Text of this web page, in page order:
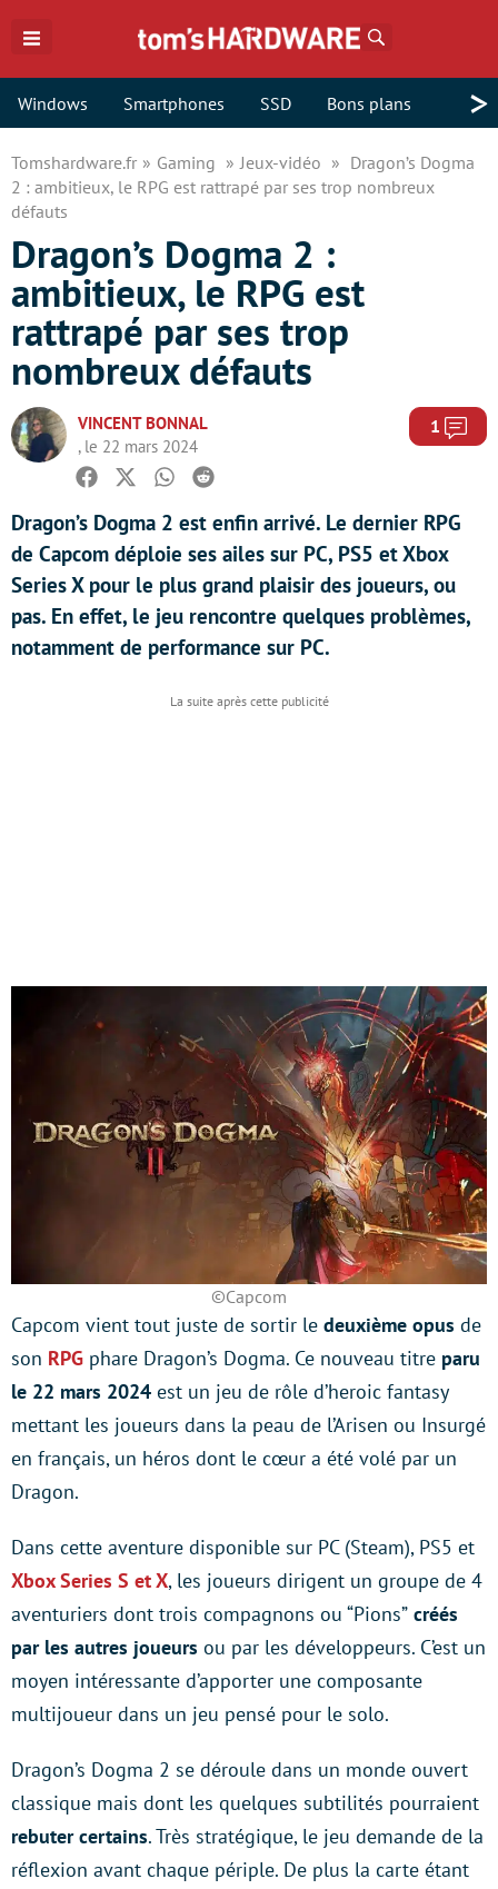
Windows Smartphones SSD Bons plans >
Tomshardware.fr Gaming Jeux-vidéo
Dragon’s Dogma
2 : ambitieux, le RPG est rattrapé par ses trop nombreux
défauts
Dragon’s Dogma 2 :
ambitieux, le RPG est
rattrapé par ses trop
nombreux défauts
VINCENT BONNAL
, le 22 mars 2024
1
Facebook
TwitterWhatsapp
Reddit
Dragon’s Dogma 2 est enfin arrivé. Le dernier RPG
de Capcom déploie ses ailes sur PC, PS5 et Xbox
Series X pour le plus grand plaisir des joueurs, ou
pas. En effet, le jeu rencontre quelques problèmes,
notamment de performance sur PC.
©Capcom
Capcom vient tout juste de sortir le deuxième opus de
son RPG phare Dragon’s Dogma. Ce nouveau titre paru
le 22 mars 2024 est un jeu de rôle d’heroic fantasy
mettant les joueurs dans la peau de l’Arisen ou Insurgé
en français, un héros dont le cœur a été volé par un
Dragon.
Dans cette aventure disponible sur PC (Steam), PS5 et
Xbox Series S et X, les joueurs dirigent un groupe de 4
aventuriers dont trois compagnons ou “Pions” créés
par les autres joueurs ou par les développeurs. C’est un
moyen intéressante d’apporter une composante
multijoueur dans un jeu pensé pour le solo.
Dragon’s Dogma 2 se déroule dans un monde ouvert
classique mais dont les quelques subtilités pourraient
rebuter certains. Très stratégique, le jeu demande de la
réflexion avant chaque périple. De plus la carte étant